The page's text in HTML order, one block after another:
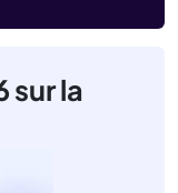
sur la